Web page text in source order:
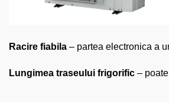
Racire fiabila – partea electronica a
Lungimea traseului frigorific –